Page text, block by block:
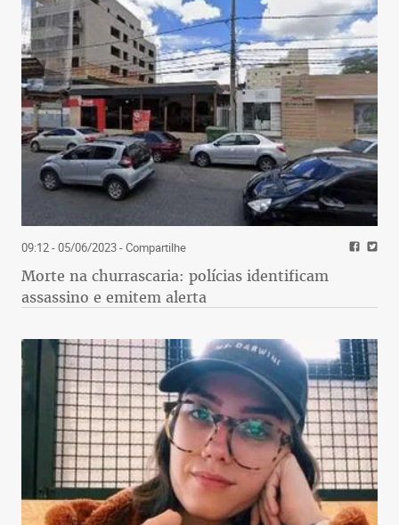
09:12 - 05/06/2023- Compartilhe
Morte na churrascaria: polícias identificam
assassino e emitem alerta